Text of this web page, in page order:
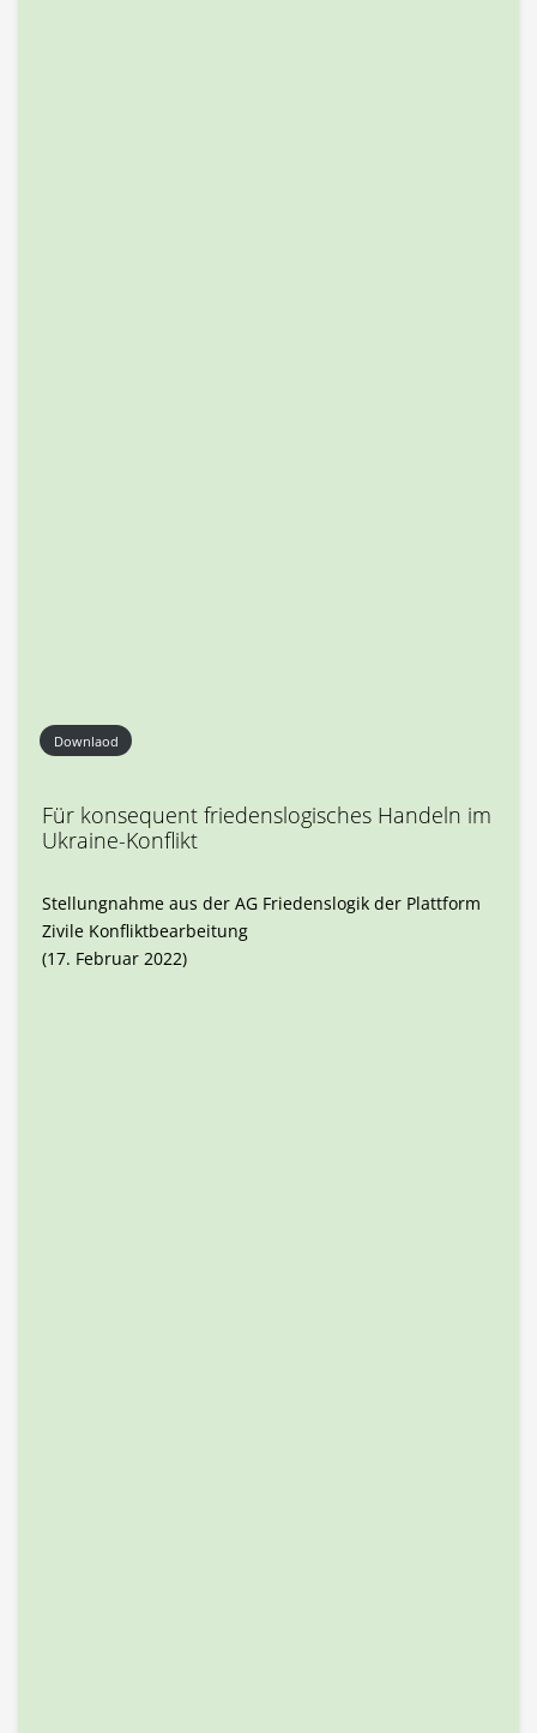
Downlaod
Für konsequent friedenslogisches Handeln im
Ukraine-Konflikt
Stellungnahme aus der AG Friedenslogik der Plattform
Zivile Konfliktbearbeitung
(17. Februar 2022)